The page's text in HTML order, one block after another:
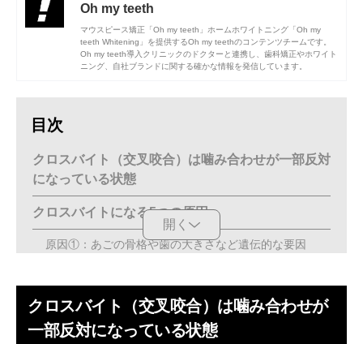
Oh my teeth
マウスピース矯正「Oh my teeth」ホームホワイトニング「Oh my
teeth Whitening」を提供するOh my teethのコンテンツチームです。
Oh my teeth導入クリニックのドクターと連携し、歯科矯正やホワイト
ニング、自社ブランドに関する確かな情報を発信しています。
目次
クロスバイト（交叉咬合）は噛み合わせが一部反対
になっている状態
クロスバイトになる5つの原因
原因①：あごの骨格や歯の大きさなど遺伝的な要因
原因③：指しゃぶり・舌癖などの口腔習癖
原因④：頬杖・うつ伏せ寝などの生活習慣
開く
クロスバイト（交叉咬合）は噛み合わせが
一部反対になっている状態